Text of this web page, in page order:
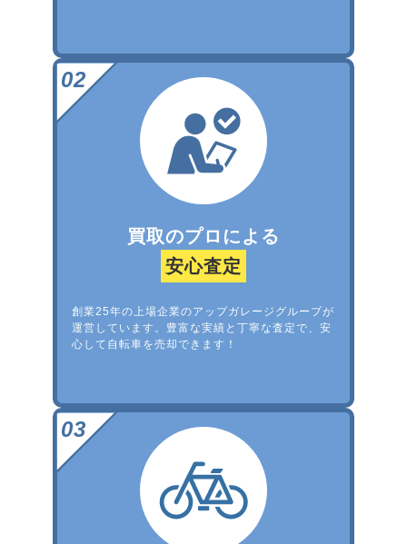
買取のプロによる
安心査定
創業25年の上場企業のアップガレージグループが
運営しています。豊富な実績と丁寧な査定で、安
心して自転車を売却できます！